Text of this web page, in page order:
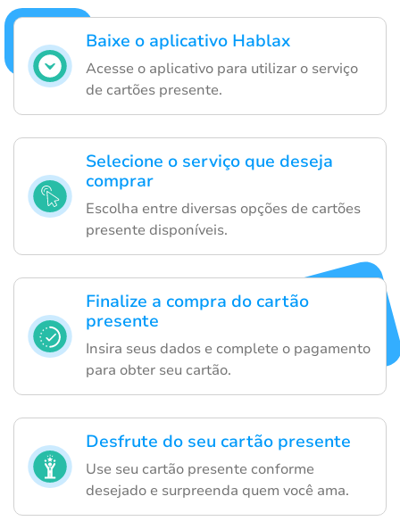
Baixe o aplicativo Hablax
Acesse o aplicativo para utilizar o serviço
de cartões presente.
Selecione o serviço que deseja
comprar
Escolha entre diversas opções de cartões
presente disponíveis.
Finalize a compra do cartão
presente
Insira seus dados e complete o pagamento
para obter seu cartão.
Desfrute do seu cartão presente
Use seu cartão presente conforme
desejado e surpreenda quem você ama.